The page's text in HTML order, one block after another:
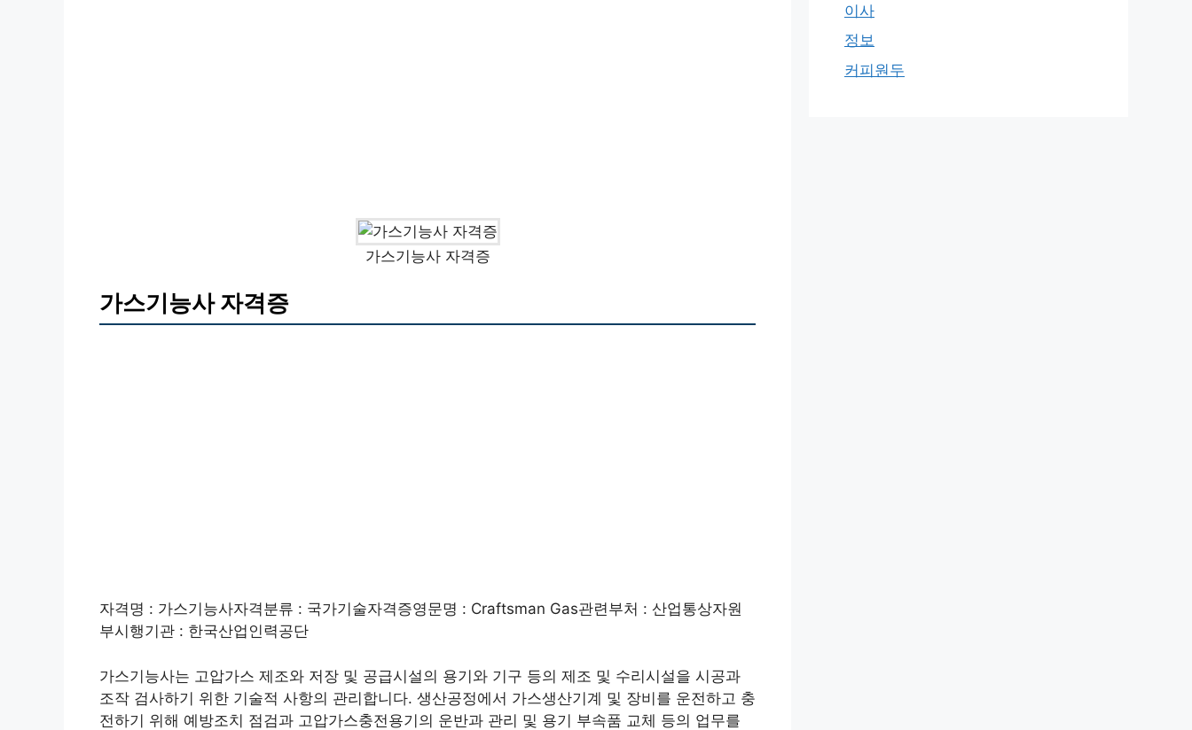
가스기능사 자격증
가스기능사 자격증
자격명 : 가스기능사자격분류 : 국가기술자격증영문명 : Craftsman Gas관련부처 : 산업통상자원
부시행기관 : 한국산업인력공단
가스기능사는 고압가스 제조와 저장 및 공급시설의 용기와 기구 등의 제조 및 수리시설을 시공과
조작 검사하기 위한 기술적 사항의 관리합니다. 생산공정에서 가스생산기계 및 장비를 운전하고 충
전하기 위해 예방조치 점검과 고압가스충전용기의 운반과 관리 및 용기 부속품 교체 등의 업무를
이사
정보
커피원두